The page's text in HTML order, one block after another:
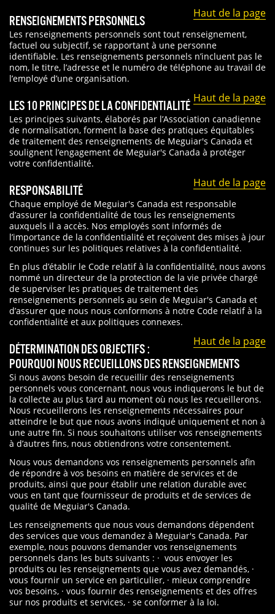
Haut de la page
RENSEIGNEMENTS PERSONNELS
Les renseignements personnels sont tout renseignement,
factuel ou subjectif, se rapportant à une personne
identifiable. Les renseignements personnels n’incluent pas le
nom, le titre, l’adresse et le numéro de téléphone au travail de
l’employé d’une organisation.
Haut de la page
LES 10 PRINCIPES DE LA CONFIDENTIALITÉ
Les principes suivants, élaborés par l’Association canadienne
de normalisation, forment la base des pratiques équitables
de traitement des renseignements de Meguiar's Canada et
soulignent l’engagement de Meguiar's Canada à protéger
votre confidentialité.
Haut de la page
RESPONSABILITÉ
Chaque employé de Meguiar's Canada est responsable
d’assurer la confidentialité de tous les renseignements
auxquels il a accès. Nos employés sont informés de
l’importance de la confidentialité et reçoivent des mises à jour
continues sur les politiques relatives à la confidentialité.
En plus d’établir le Code relatif à la confidentialité, nous avons
nommé un directeur de la protection de la vie privée chargé
de superviser les pratiques de traitement des
renseignements personnels au sein de Meguiar's Canada et
d’assurer que nous nous conformons à notre Code relatif à la
confidentialité et aux politiques connexes.
Haut de la page
DÉTERMINATION DES OBJECTIFS :
POURQUOI NOUS RECUEILLONS DES RENSEIGNEMENTS
Si nous avons besoin de recueillir des renseignements
personnels vous concernant, nous vous indiquerons le but de
la collecte au plus tard au moment où nous les recueillerons.
Nous recueillerons les renseignements nécessaires pour
atteindre le but que nous avons indiqué uniquement et non à
une autre fin. Si nous souhaitons utiliser vos renseignements
à d’autres fins, nous obtiendrons votre consentement.
Nous vous demandons vos renseignements personnels afin
de répondre à vos besoins en matière de services et de
produits, ainsi que pour établir une relation durable avec
vous en tant que fournisseur de produits et de services de
qualité de Meguiar's Canada.
Les renseignements que nous vous demandons dépendent
des services que vous demandez à Meguiar's Canada. Par
exemple, nous pouvons demander vos renseignements
personnels dans les buts suivants : · vous envoyer les
produits ou les renseignements que vous avez demandés, ·
vous fournir un service en particulier, · mieux comprendre
vos besoins, · vous fournir des renseignements et des offres
sur nos produits et services, · se conformer à la loi.